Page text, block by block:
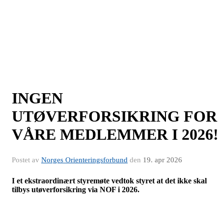
INGEN
UTØVERFORSIKRING FOR
VÅRE MEDLEMMER I 2026!
Postet av Norges Orienteringsforbund den 19. apr 2026
I et ekstraordinært styremøte vedtok styret at det ikke skal
tilbys utøverforsikring via NOF i 2026.